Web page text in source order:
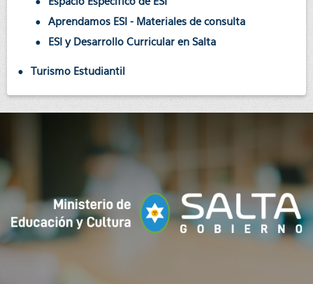
Aprendamos ESI - Materiales de consulta
ESI y Desarrollo Curricular en Salta
Turismo Estudiantil